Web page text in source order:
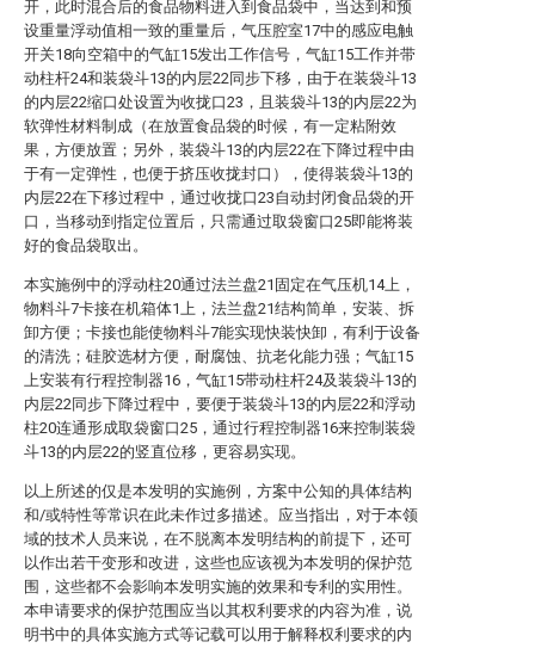
开，此时混合后的食品物料进入到食品袋中，当达到和预
设重量浮动值相一致的重量后，气压腔室17中的感应电触
开关18向空箱中的气缸15发出工作信号，气缸15工作并带
动柱杆24和装袋斗13的内层22同步下移，由于在装袋斗13
的内层22缩口处设置为收拢口23，且装袋斗13的内层22为
软弹性材料制成（在放置食品袋的时候，有一定粘附效
果，方便放置；另外，装袋斗13的内层22在下降过程中由
于有一定弹性，也便于挤压收拢封口），使得装袋斗13的
内层22在下移过程中，通过收拢口23自动封闭食品袋的开
口，当移动到指定位置后，只需通过取袋窗口25即能将装
好的食品袋取出。
本实施例中的浮动柱20通过法兰盘21固定在气压机14上，
物料斗7卡接在机箱体1上，法兰盘21结构简单，安装、拆
卸方便；卡接也能使物料斗7能实现快装快卸，有利于设备
的清洗；硅胶选材方便，耐腐蚀、抗老化能力强；气缸15
上安装有行程控制器16，气缸15带动柱杆24及装袋斗13的
内层22同步下降过程中，要便于装袋斗13的内层22和浮动
柱20连通形成取袋窗口25，通过行程控制器16来控制装袋
斗13的内层22的竖直位移，更容易实现。
以上所述的仅是本发明的实施例，方案中公知的具体结构
和/或特性等常识在此未作过多描述。应当指出，对于本领
域的技术人员来说，在不脱离本发明结构的前提下，还可
以作出若干变形和改进，这些也应该视为本发明的保护范
围，这些都不会影响本发明实施的效果和专利的实用性。
本申请要求的保护范围应当以其权利要求的内容为准，说
明书中的具体实施方式等记载可以用于解释权利要求的内